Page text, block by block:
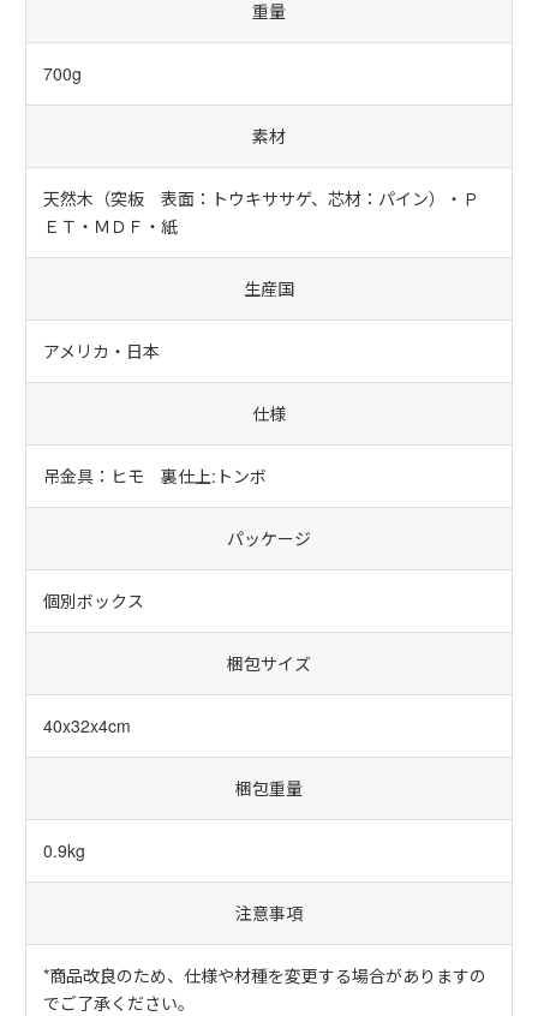
重量
700g
素材
天然木（突板 表面：トウキササゲ、芯材：パイン）・Ｐ
ＥＴ・ＭＤＦ・紙
生産国
アメリカ・日本
仕様
吊金具：ヒモ 裏仕上:トンボ
パッケージ
個別ボックス
梱包サイズ
40x32x4cm
梱包重量
0.9kg
注意事項
*商品改良のため、仕様や材種を変更する場合がありますの
でご了承ください。